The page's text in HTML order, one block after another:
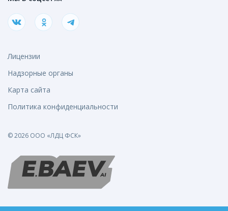
Лицензии
Надзорные органы
Карта сайта
Политика конфиденциальности
© 2026 ООО «ЛДЦ ФСК»